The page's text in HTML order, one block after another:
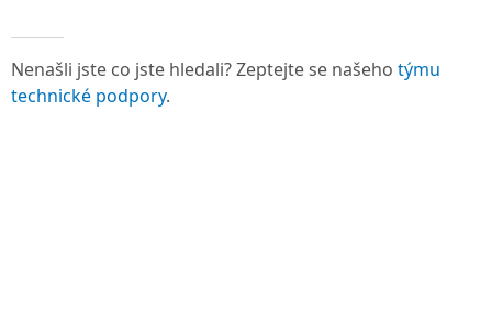
Nenašli jste co jste hledali? Zeptejte se našeho týmu
technické podpory.